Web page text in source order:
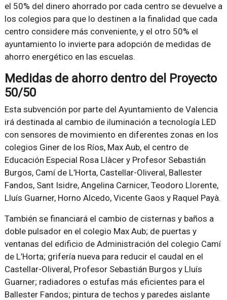
el 50% del dinero ahorrado por cada centro se devuelve a
los colegios para que lo destinen a la finalidad que cada
centro considere más conveniente, y el otro 50% el
ayuntamiento lo invierte para adopción de medidas de
ahorro energético en las escuelas.
Medidas de ahorro dentro del Proyecto
50/50
Esta subvención por parte del Ayuntamiento de Valencia
irá destinada al cambio de iluminación a tecnología LED
con sensores de movimiento en diferentes zonas en los
colegios Giner de los Ríos, Max Aub, el centro de
Educación Especial Rosa Llàcer y Profesor Sebastián
Burgos, Camí de L’Horta, Castellar-Oliveral, Ballester
Fandos, Sant Isidre, Angelina Carnicer, Teodoro Llorente,
Lluís Guarner, Horno Alcedo, Vicente Gaos y Raquel Payà.
También se financiará el cambio de cisternas y baños a
doble pulsador en el colegio Max Aub; de puertas y
ventanas del edificio de Administración del colegio Camí
de L’Horta; grifería nueva para reducir el caudal en el
Castellar-Oliveral, Profesor Sebastián Burgos y Lluís
Guarner; radiadores o estufas más eficientes para el
Ballester Fandos; pintura de techos y paredes aislante